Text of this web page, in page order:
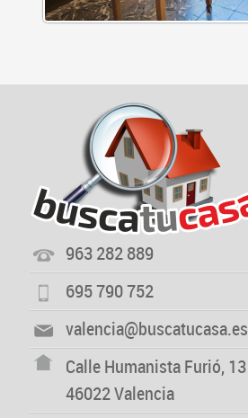
963 282 889
695 790 752
valencia@buscatucasa.es
Calle Humanista Furió, 13
46022 Valencia